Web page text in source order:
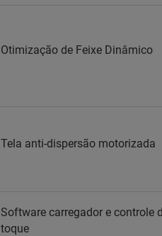
Otimização de Feixe Dinâmico
Tela anti-dispersão motorizada
Software carregador e controle
toque